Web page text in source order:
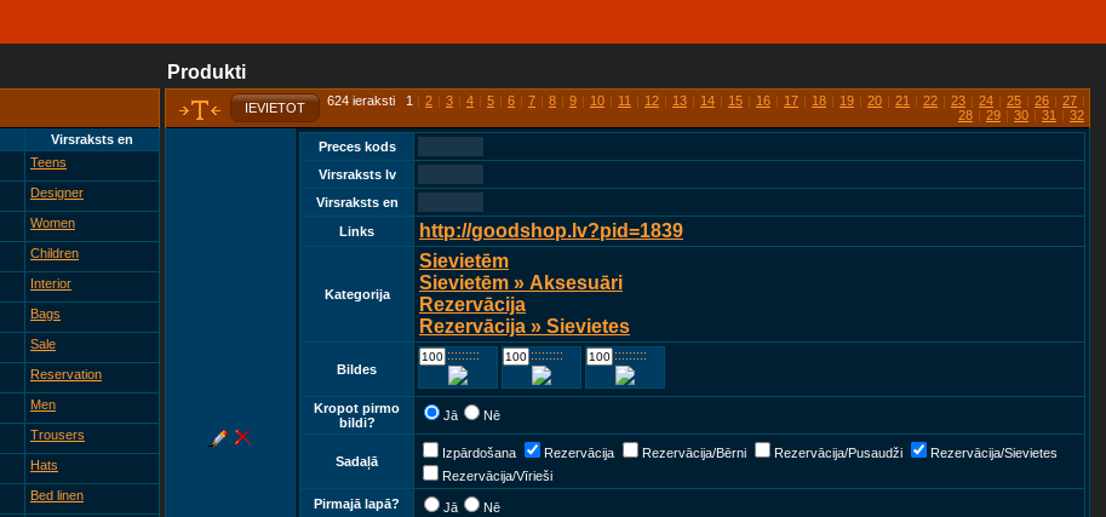
Virsraksts en
Teens
Designer
Women
Children
Interior
Bags
Sale
Reservation
Men
Trousers
Hats
Bed linen
Produkti
IEVIETOT 624 ieraksti 1 | 2 | 3 | 4 | 5 | 6 | 7 | 8 | 9 | 10 | 11 | 12 | 13 | 14 | 15 | 16 | 17 | 18 | 19 | 20 | 21 | 22 | 23 | 24 | 25 | 26 | 27 |
28 | 29 | 30 | 31 | 32
Preces kods
Virsraksts lv
Virsraksts en
Links
http://goodshop.lv?pid=1839
Kategorija
Sievietēm
Sievietēm » Aksesuāri
Rezervācija
Rezervācija » Sievietes
Bildes
:::::::::::: :::::::::::: ::::::::::::
Kropot pirmo
bildi?
Jā Nē
Sadaļā
Izpārdošana Rezervācija Rezervācija/Bērni Rezervācija/Pusaudži
Rezervācija/Sievietes
Rezervācija/Vīrieši
Pirmajā lapā?
Jā
Nē